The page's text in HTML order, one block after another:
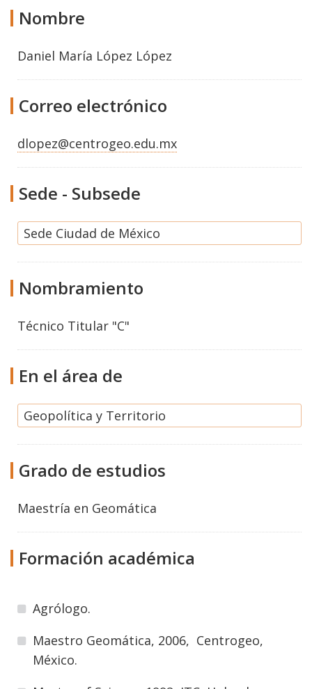
Nombre
Daniel María López López
Correo electrónico
dlopez@centrogeo.edu.mx
Sede - Subsede
Sede Ciudad de México
Nombramiento
Técnico Titular "C"
En el área de
Geopolítica y Territorio
Grado de estudios
Maestría en Geomática
Formación académica
Agrólogo.
Maestro Geomática, 2006, Centrogeo,
México.